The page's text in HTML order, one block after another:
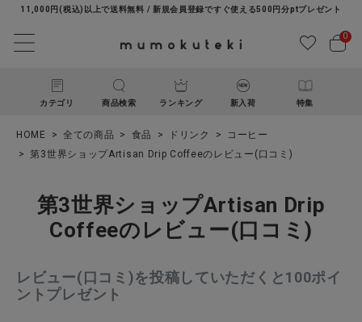
11,000円(税込)以上で送料無料 / 新規会員登録ですぐ使える500円分ptプレゼント
0
カテゴリ 商品検索 ランキング 新入荷 特集
ようこそ ゲスト 様
HOME 全ての商品 食品 ドリンク
コーヒー
第3世界ショップArtisan Drip Coffeeのレビュー(口コミ)
第3世界ショップArtisan Drip
Coffeeのレビュー(口コミ)
レビュー(口コミ)を投稿していただくと100ポイ
ントプレゼント